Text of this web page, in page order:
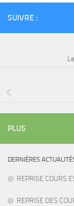
SUIVRE :
PLUS
DERNIÈRES
REPRISE COURS
REPRISE DES